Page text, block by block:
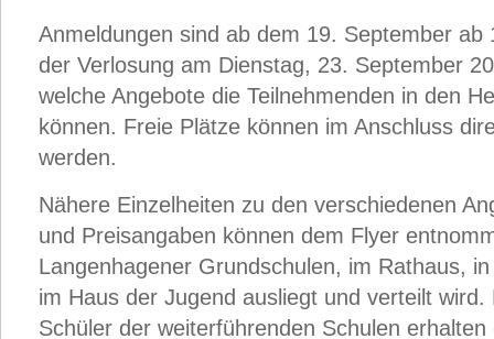
Anmeldungen sind ab dem 19. September ab
der Verlosung am Dienstag, 23. September
welche Angebote die Teilnehmenden in den
können. Freie Plätze können im Anschluss
werden.
Nähere Einzelheiten zu den verschiedenen
und Preisangaben können dem Flyer
Langenhagener Grundschulen, im Rathaus,
im Haus der Jugend ausliegt und verteilt wird.
Schüler der weiterführenden Schulen